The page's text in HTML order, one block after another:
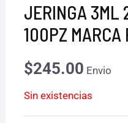
JERINGA 3ML
100PZ MARCA
$245.00 Envio
Sin existencias